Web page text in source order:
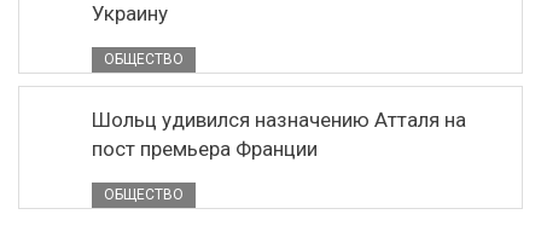
Украину
ОБЩЕСТВО
Шольц удивился назначению Атталя на
пост премьера Франции
ОБЩЕСТВО